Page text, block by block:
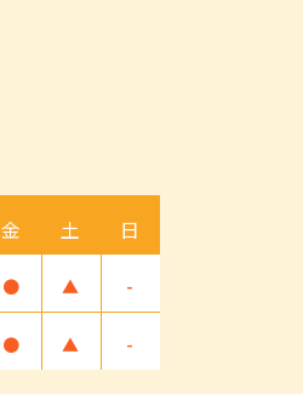
金 土 日
● ▲ -
● ▲ -